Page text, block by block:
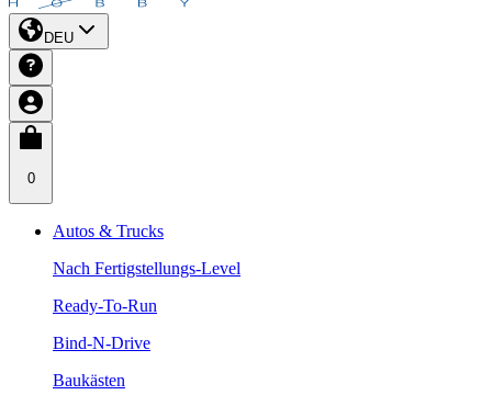
DEU
0
Autos & Trucks
Nach Fertigstellungs-Level
Ready-To-Run
Bind-N-Drive
Baukästen